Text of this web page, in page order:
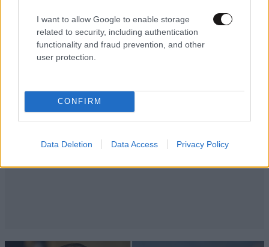
I want to allow Google to enable storage
related to security, including authentication
functionality and fraud prevention, and other
user protection.
CONFIRM
Data Deletion Data Access Privacy Policy